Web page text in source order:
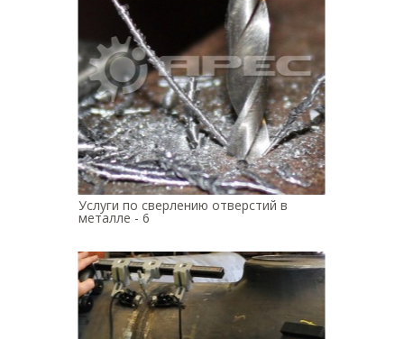
Услуги по сверлению отверстий в
металле - 6